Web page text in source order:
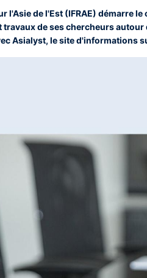
l'Asie de l'Est (IFRAE) démarre
de ses chercheurs
Asialyst, le site d'informations